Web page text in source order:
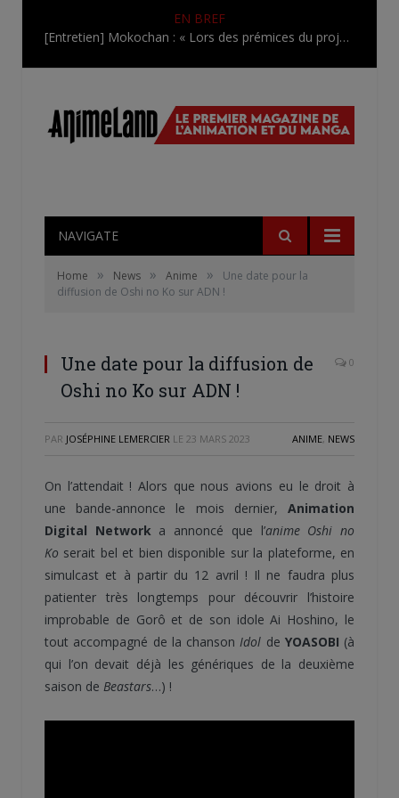
EN BREF
[Entretien] Mokochan : « Lors des prémices du projet, il était déjà demandé de suivre au mieux le manga originel.»
NAVIGATE
Home » News » Anime »
Une date pour la
diffusion de Oshi no Ko sur ADN !
Une date pour la diffusion de
Oshi no Ko sur ADN !
0
PAR JOSÉPHINE LEMERCIER LE 23 MARS 2023 ANIME, NEWS
On l’attendait ! Alors que nous avions eu le droit à
une bande-annonce le mois dernier, Animation
Digital Networka annoncé que l’anime Oshi no
Ko serait bel et bien disponible sur la plateforme, en
simulcast et à partir du 12 avril ! Il ne faudra plus
patienter très longtemps pour découvrir l’histoire
improbable de Gorô et de son idole Ai Hoshino, le
tout accompagné de la chansonIdol de YOASOBI (à
qui l’on devait déjà les génériques de la deuxième
saison de Beastars…) !